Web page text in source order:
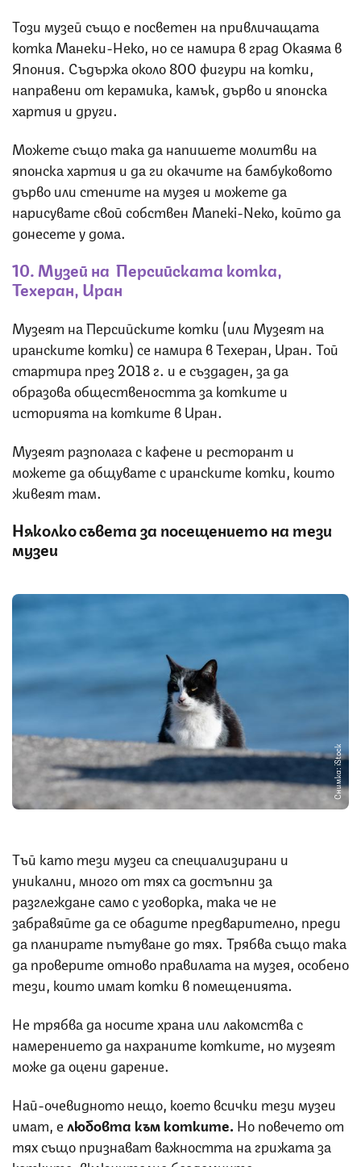
Този музей също е посветен на привличащата
котка Манеки-Неко, но се намира в град Окаяма в
Япония. Съдържа около 800 фигури на котки,
направени от керамика, камък, дърво и японска
хартия и други.
Можете също така да напишете молитви на
японска хартия и да ги окачите на бамбуковото
дърво или стените на музея и можете да
нарисувате свой собствен Maneki-Neko, който да
донесете у дома.
10. Музей на Персийската котка,
Техеран, Иран
Музеят на Персийските котки (или Музеят на
иранските котки) се намира в Техеран, Иран. Той
стартира през 2018 г. и е създаден, за да
образова обществеността за котките и
историята на котките в Иран.
Музеят разполага с кафене и ресторант и
можете да общувате с иранските котки, които
живеят там.
Няколко съвета за посещението на тези
музеи
Снимка: iStock
Тъй като тези музеи са специализирани и
уникални, много от тях са достъпни за
разглеждане само с уговорка, така че не
забравяйте да се обадите предварително, преди
да планирате пътуване до тях. Трябва също така
да проверите отново правилата на музея, особено
тези, които имат котки в помещенията.
Не трябва да носите храна или лакомства с
намерението да нахраните котките, но музеят
може да оцени дарение.
Най-очевидното нещо, което всички тези музеи
имат, елюбовта към котките.Но повечето от
тях също признават важността на грижата за